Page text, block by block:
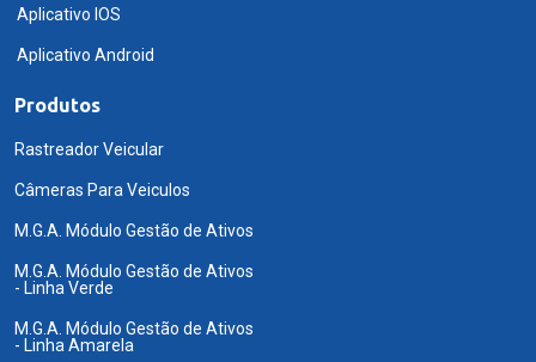
Aplicativo IOS
Aplicativo Android
Produtos
Rastreador Veicular
Câmeras Para Veiculos
M.G.A. Módulo Gestão de Ativos
M.G.A. Módulo Gestão de Ativos
- Linha Verde
M.G.A. Módulo Gestão de Ativos
- Linha Amarela